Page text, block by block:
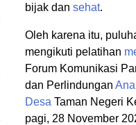
bijak dan sehat.
Oleh karena itu,
mengikuti pelatihan
Forum Komunikasi
dan Perlindungan
Desa Taman Negeri
pagi, 28 November